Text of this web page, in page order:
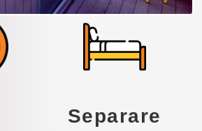
Separare